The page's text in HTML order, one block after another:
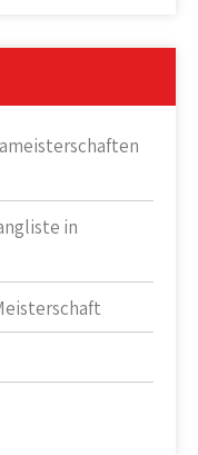
in